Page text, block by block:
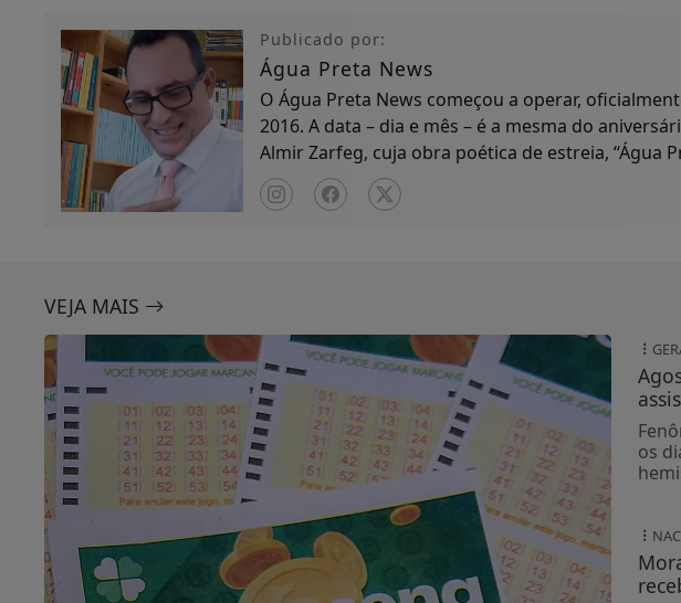
Publicado por:
Água Preta News
O Água Preta News começou a operar,
2016. A data – dia e mês – é a mesma do
Almir Zarfeg, cuja obra poética de estreia, “Água
de notícias e entretenimento.
VEJA MAIS
os